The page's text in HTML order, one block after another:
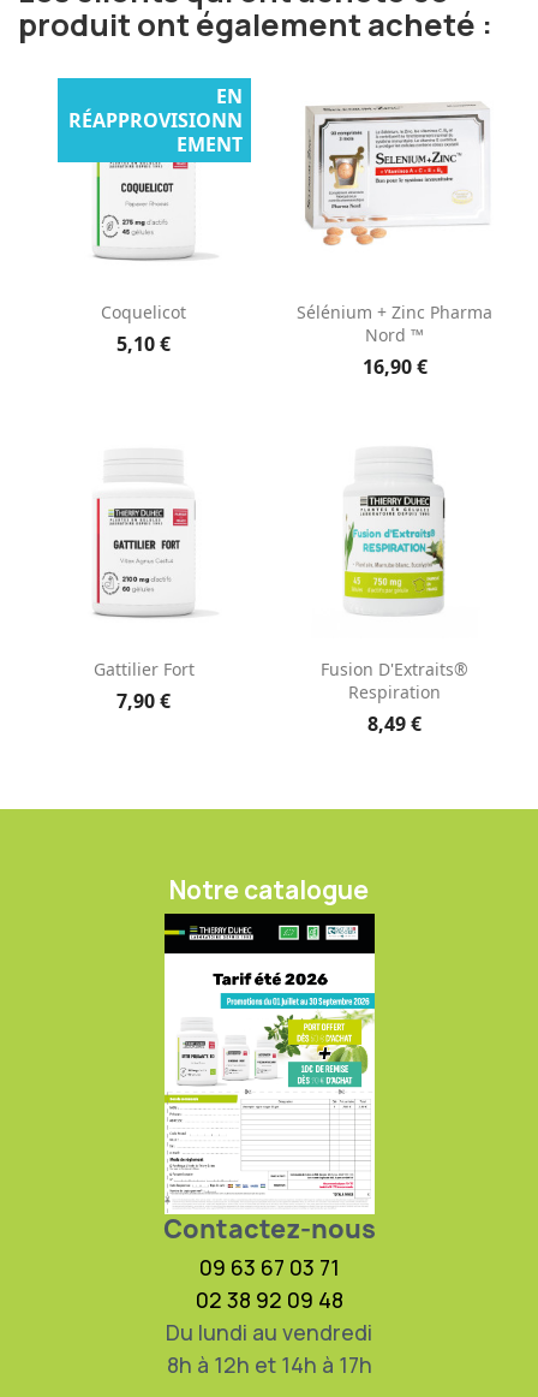
produit ont également acheté :
Coquelicot
5,10 €
EN
RÉAPPROVISIONN
EMENT
Sélénium + Zinc Pharma
Nord ™
16,90 €
Gattilier Fort
7,90 €
Fusion D'Extraits®
Respiration
8,49 €
Notre catalogue
Contactez-nous
09 63 67 03 71
02 38 92 09 48
Du lundi au vendredi
8h à 12h et 14h à 17h